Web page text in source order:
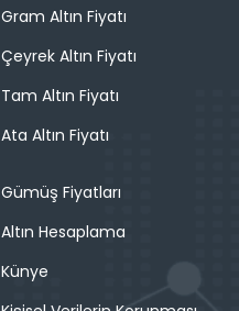
Gram Altın Fiyatı
Çeyrek Altın Fiyatı
Tam Altın Fiyatı
Ata Altın Fiyatı
Gümüş Fiyatları
Altın Hesaplama
Künye